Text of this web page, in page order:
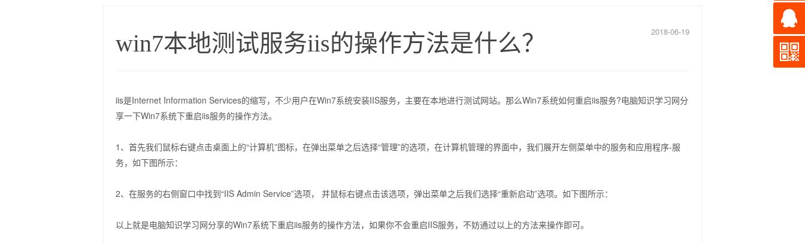
2018-06-19
win7本地测试服务iis的操作方法是什么？
iis是Internet Information Services的缩写，不少用户在Win7系统安装IIS服务，主要在本地进行测试网站。那么Win7系统如何重启iis服务?电脑知识学习网分
享一下Win7系统下重启iis服务的操作方法。
1、首先我们鼠标右键点击桌面上的“计算机”图标，在弹出菜单之后选择“管理”的选项，在计算机管理的界面中，我们展开左侧菜单中的服务和应用程序-服
务，如下图所示：
2、在服务的右侧窗口中找到“IIS Admin Service”选项， 并鼠标右键点击该选项，弹出菜单之后我们选择“重新启动”选项。如下图所示：
以上就是电脑知识学习网分享的Win7系统下重启iis服务的操作方法，如果你不会重启IIS服务，不妨通过以上的方法来操作即可。